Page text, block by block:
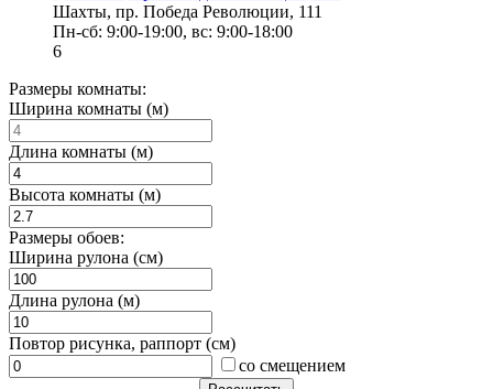
Шахты, пр. Победа Революции, 111
Пн-сб: 9:00-19:00, вс: 9:00-18:00
6
Размеры комнаты:
Ширина комнаты (м)
Длина комнаты (м)
Высота комнаты (м)
Размеры обоев:
Ширина рулона (см)
Длина рулона (м)
Повтор рисунка, раппорт (см)
со смещением